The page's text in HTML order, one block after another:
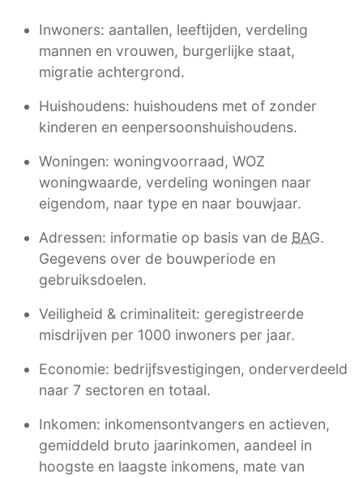
Inwoners: aantallen, leeftijden, verdeling
mannen en vrouwen, burgerlijke staat,
migratie achtergrond.
Huishoudens: huishoudens met of zonder
kinderen en eenpersoonshuishoudens.
Woningen: woningvoorraad, WOZ
woningwaarde, verdeling woningen naar
eigendom, naar type en naar bouwjaar.
Adressen: informatie op basis van de BAG.
Gegevens over de bouwperiode en
gebruiksdoelen.
Veiligheid & criminaliteit: geregistreerde
misdrijven per 1000 inwoners per jaar.
Economie: bedrijfsvestigingen, onderverdeeld
naar 7 sectoren en totaal.
Inkomen: inkomensontvangers en actieven,
gemiddeld bruto jaarinkomen, aandeel in
hoogste en laagste inkomens, mate van